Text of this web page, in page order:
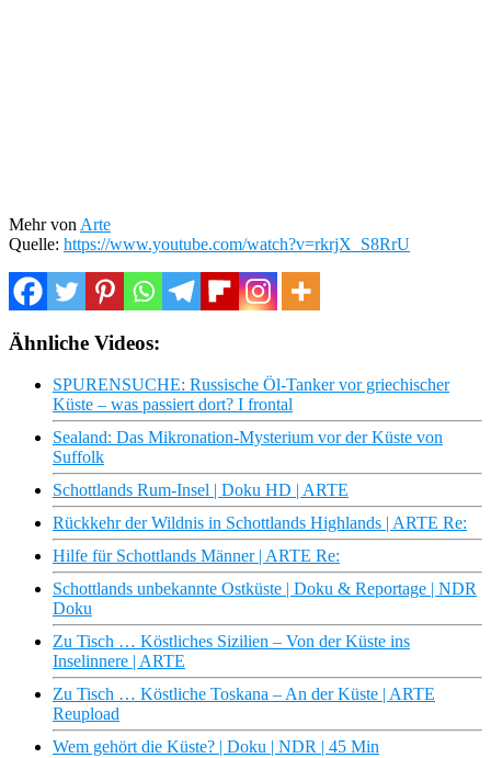
Mehr von Arte
Quelle: https://www.youtube.com/watch?v=rkrjX_S8RrU
Ähnliche Videos:
SPURENSUCHE: Russische Öl-Tanker vor griechischer
Küste – was passiert dort? I frontal
Sealand: Das Mikronation-Mysterium vor der Küste von
Suffolk
Schottlands Rum-Insel | Doku HD | ARTE
Rückkehr der Wildnis in Schottlands Highlands | ARTE Re:
Hilfe für Schottlands Männer | ARTE Re:
Schottlands unbekannte Ostküste | Doku & Reportage | NDR
Doku
Zu Tisch … Köstliches Sizilien – Von der Küste ins
Inselinnere | ARTE
Zu Tisch … Köstliche Toskana – An der Küste | ARTE
Reupload
Wem gehört die Küste? | Doku | NDR | 45 Min